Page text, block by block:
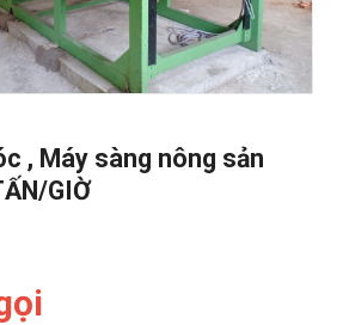
, Máy sàng nông sản
GIỜ